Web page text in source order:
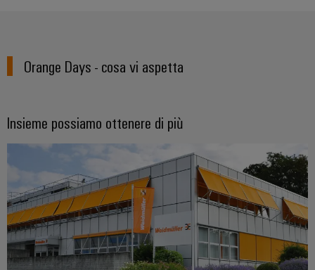
Industria
ferroviaria
e
digitali
per
mobilità
rispettosa
del
clima
nel
trasporto
ferroviario
dell'energia
Industrial
AI
Accesso
remoto
Piattaforma
dei
servizi
Orange Days - cosa vi aspetta
Insieme possiamo ottenere di più